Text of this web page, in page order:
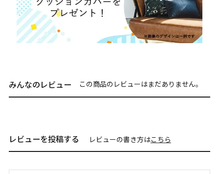
みんなのレビュー この商品のレビューはまだありません。
レビューを投稿する レビューの書き方はこちら